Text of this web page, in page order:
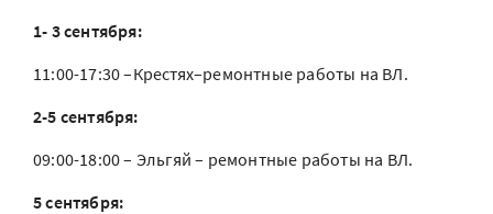
1- 3 сентября:
11:00-17:30 –Крестях–ремонтные работы на ВЛ.
2-5 сентября:
09:00-18:00 – Эльгяй – ремонтные работы на ВЛ.
5 сентября: